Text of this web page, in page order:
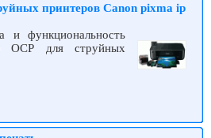
принтеров Canon pixma ip
и функциональность
ОСР для струйных